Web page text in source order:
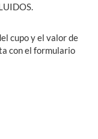
cupo y el valor de
con el formulario